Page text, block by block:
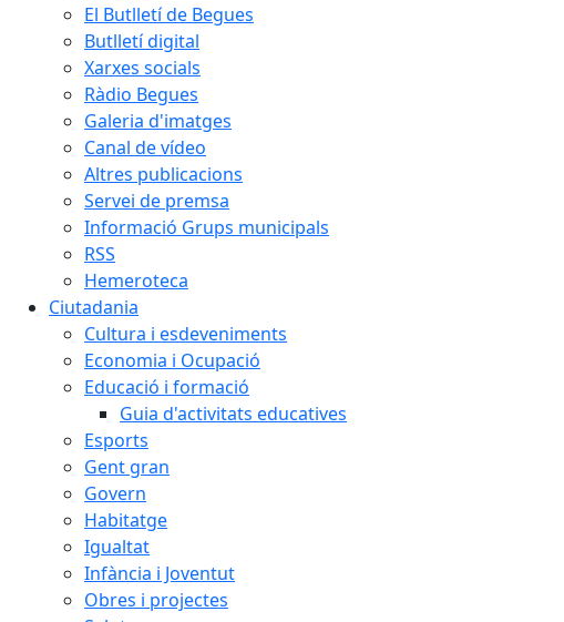
El Butlletí de Begues
Butlletí digital
Xarxes socials
Ràdio Begues
Galeria d'imatges
Canal de vídeo
Altres publicacions
Servei de premsa
Informació Grups municipals
RSS
Hemeroteca
Ciutadania
Cultura i esdeveniments
Economia i Ocupació
Educació i formació
Guia d'activitats educatives
Esports
Gent gran
Govern
Habitatge
Igualtat
Infància i Joventut
Obres i projectes